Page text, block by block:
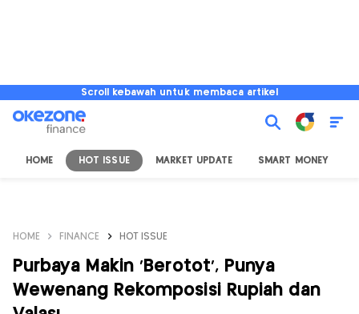
Scroll kebawah untuk membaca artikel
HOME HOT ISSUE MARKET UPDATE SMART MONEY
HOME FINANCE HOT ISSUE
Purbaya Makin 'Berotot', Punya
Wewenang Rekomposisi Rupiah dan